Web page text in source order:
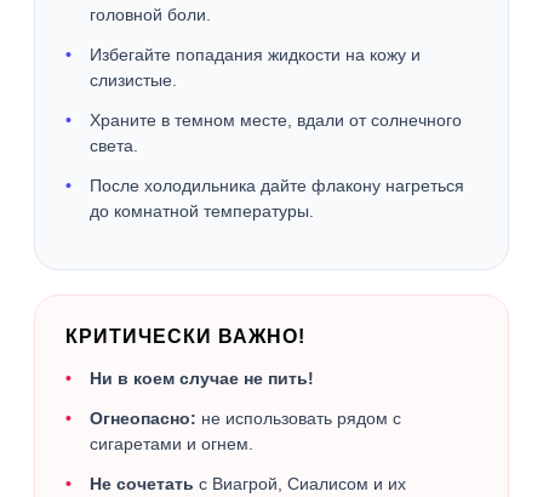
головной боли.
Избегайте попадания жидкости на кожу и
слизистые.
Храните в темном месте, вдали от солнечного
света.
После холодильника дайте флакону нагреться
до комнатной температуры.
КРИТИЧЕСКИ ВАЖНО!
Ни в коем случае не пить!
Огнеопасно: не использовать рядом с
сигаретами и огнем.
Не сочетать с Виагрой, Сиалисом и их